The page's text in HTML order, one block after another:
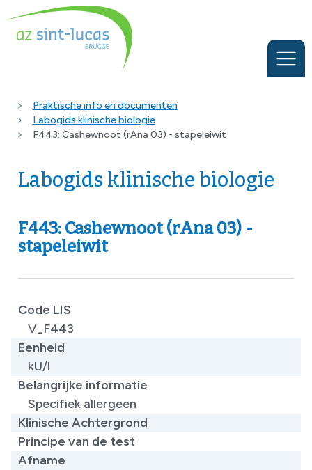
Praktische info en documenten
Labogids klinische biologie
F443: Cashewnoot (rAna 03) - stapeleiwit
Labogids klinische biologie
F443: Cashewnoot (rAna 03) -
stapeleiwit
Code LIS
V_F443
Eenheid
kU/l
Belangrijke informatie
Specifiek allergeen​
Klinische Achtergrond
Principe van de test
Afname